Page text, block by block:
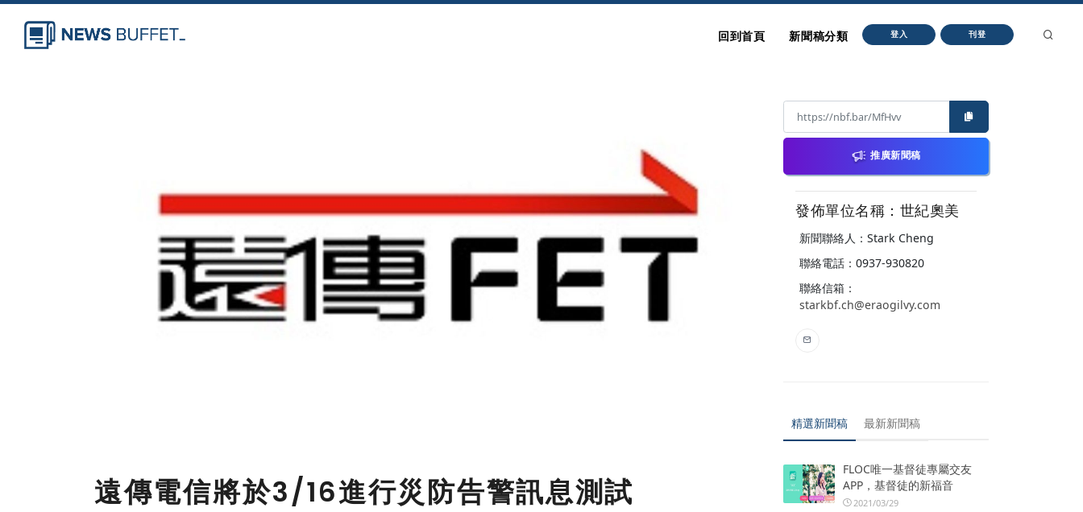
回到首頁 新聞稿分類 登入 刊登
遠傳電信將於3/16進行災防告警訊息測試
推廣新聞稿
發佈單位名稱：世紀奧美
新聞聯絡人：Stark Cheng
聯絡電話：0937-930820
聯絡信箱：
starkbf.ch@eraogilvy.com
精選新聞稿 最新新聞稿
FLOC唯一基督徒專屬交友
APP，基督徒的新福音
2021/03/29